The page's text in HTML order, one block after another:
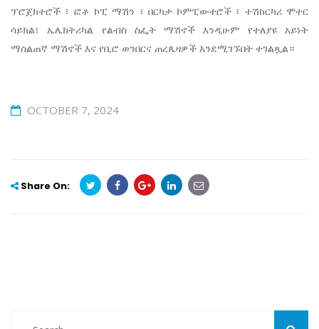
ፕሮጀክተሮች ፣ ፎቶ ኮፒ ማሽን ፣ በርካታ ኮምፒውተሮች ፣ ተሽከርካሪ ሞተር
ሳይክል፣ ኤሌክትሪካል የልብስ ስፌት ማሽኖች እንዲሁም የተለያዩ አይነት
ማሰልጠኛ ማሽኖች እና የቢሮ ወንበርና ጠረጴዛዎች እንደሚገኙበት ተገልጿል።
OCTOBER 7, 2024
Share On: